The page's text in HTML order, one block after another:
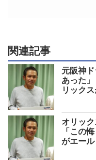
関連記事
元阪神
あった
リック
オリッ
「この
がエール